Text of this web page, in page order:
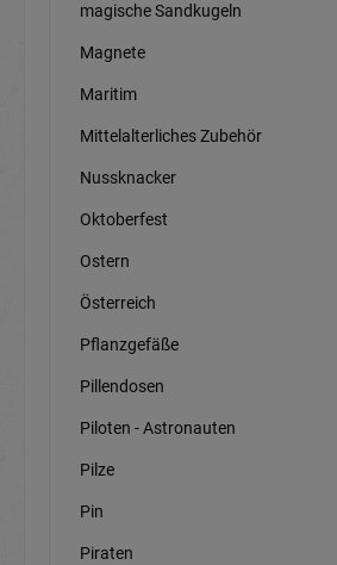
magische Sandkugeln
Magnete
Maritim
Mittelalterliches Zubehör
Nussknacker
Oktoberfest
Ostern
Österreich
Pflanzgefäße
Pillendosen
Piloten - Astronauten
Pilze
Pin
Piraten